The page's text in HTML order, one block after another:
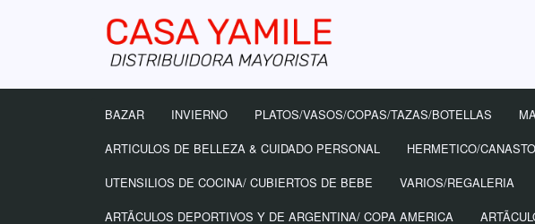
BAZAR INVIERNO PLATOS/VASOS/COPAS/TAZAS/BOTELLAS
ARTICULOS DE BELLEZA & CUIDADO PERSONAL
HERMETICO/
UTENSILIOS DE COCINA/ CUBIERTOS DE BEBE
VARIOS/REGALERIA
ARTÃ­CULOS DEPORTIVOS Y DE ARGENTINA/ COPA AMERICA